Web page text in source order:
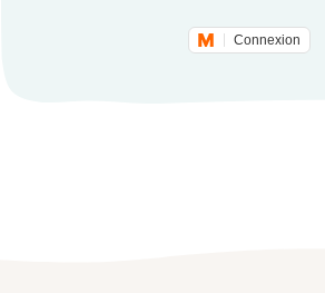
Connexion